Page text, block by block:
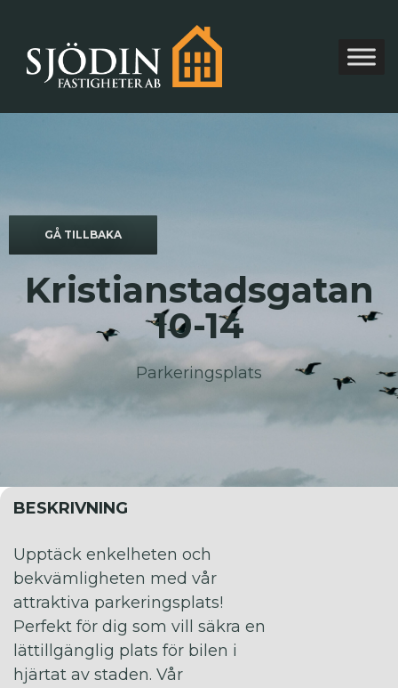
GÅ TILLBAKA
Kristianstadsgatan
10-14
Parkeringsplats
BESKRIVNING
Upptäck enkelheten och
bekvämligheten med vår
attraktiva parkeringsplats!
Perfekt för dig som vill säkra en
lättillgänglig plats för bilen i
hjärtat av staden. Vår